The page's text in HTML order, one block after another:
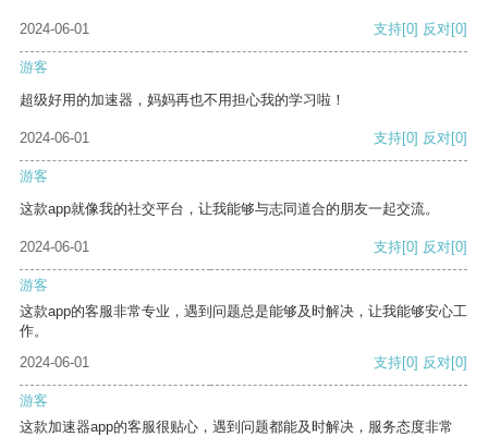
2024-06-01 支持[0] 反对[0]
游客
超级好用的加速器，妈妈再也不用担心我的学习啦！
2024-06-01 支持[0] 反对[0]
游客
这款app就像我的社交平台，让我能够与志同道合的朋友一起交流。
2024-06-01 支持[0] 反对[0]
游客
这款app的客服非常专业，遇到问题总是能够及时解决，让我能够安心工
作。
2024-06-01
支持[0] 反对[0]
游客
这款加速器app的客服很贴心，遇到问题都能及时解决，服务态度非常